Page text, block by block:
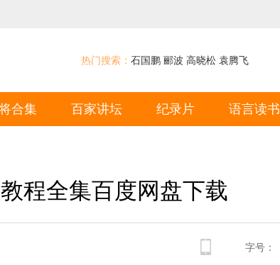
热门搜索： 石国鹏 郦波 高晓松 袁腾飞
合集 百家讲坛 纪录片 语言读书
程全集百度网盘下载
字号：